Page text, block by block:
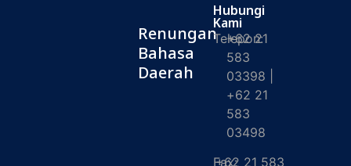
Renungan
Bahasa
Daerah
Hubungi
Kami
Telepon:
+62 21
583
03398 |
+62 21
583
03498
Fax:
+62 21 583